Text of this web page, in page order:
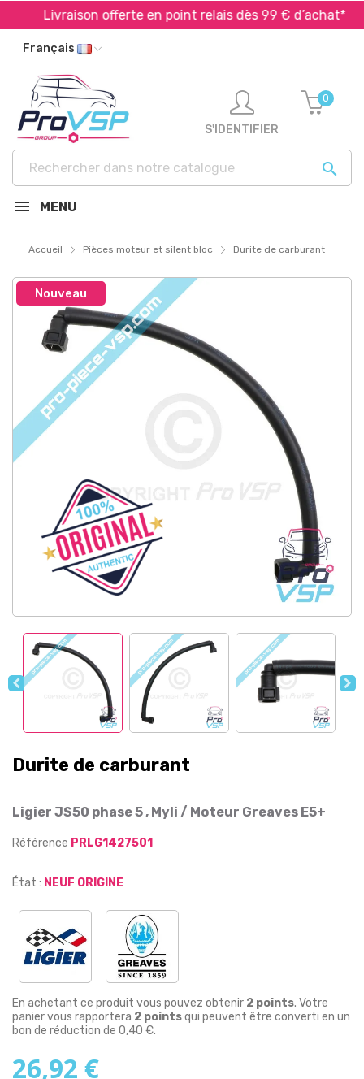
Livraison offerte en point relais dès 99 € d’achat*
Français

S'IDENTIFIER
0
MENU
Accueil Pièces moteur et silent bloc Durite de carburant
Nouveau
Durite de carburant
Ligier JS50 phase 5 , Myli / Moteur Greaves E5+
Référence PRLG1427501
État : NEUF ORIGINE
En achetant ce produit vous pouvez obtenir 2 points. Votre
panier vous rapportera 2 pointsqui peuvent être converti en un
bon de réduction de 0,40 €.
26,92 €